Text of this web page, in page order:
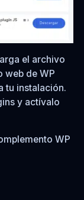
el archivo
web de WP
tu instalación.
y actívalo
WP